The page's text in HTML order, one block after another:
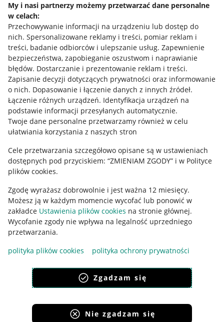
My i nasi partnerzy możemy przetwarzać dane personalne
w celach:
Przechowywanie informacji na urządzeniu lub dostęp do
nich. Spersonalizowane reklamy i treści, pomiar reklam i
treści, badanie odbiorców i ulepszanie usług. Zapewnienie
bezpieczeństwa, zapobieganie oszustwom i naprawianie
błędów. Dostarczanie i prezentowanie reklam i treści.
Zapisanie decyzji dotyczących prywatności oraz informowanie
o nich. Dopasowanie i łączenie danych z innych źródeł.
Łączenie różnych urządzeń. Identyfikacja urządzeń na
podstawie informacji przesyłanych automatycznie.
Twoje dane personalne przetwarzamy również w celu
ułatwiania korzystania z naszych stron
Cele przetwarzania szczegółowo opisane są w ustawieniach
dostępnych pod przyciskiem: “ZMIENIAM ZGODY” i w Polityce
plików cookies.
Zgodę wyrażasz dobrowolnie i jest ważna 12 miesięcy.
Możesz ją w każdym momencie wycofać lub ponowić w
zakładce Ustawienia plików cookies na stronie głównej.
Wycofanie zgody nie wpływa na legalność uprzedniego
przetwarzania.
polityka plików cookies
polityka ochrony prywatności
Zgadzam się
Nie zgadzam się
Allegro Gadane dla sprzedających
Allegro Gadane dla kupujących
Mapa miejscowości
Informacje prawne
Regulamin
Polityka plików "cookies"
Ustawienia plików "cookies"
Udostępnianie lokalizacji
Informacje dla Aktu o Usługach Cyfrowych
Pobierz aplikację
Korzystanie z serwisu oznacza akceptacjęregulaminu